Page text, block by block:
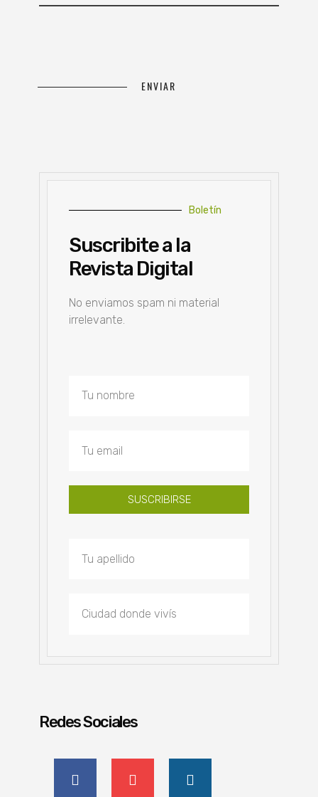
Boletín
Suscribite a la
Revista Digital
No enviamos spam ni material
irrelevante.
SUSCRIBIRSE
Redes Sociales